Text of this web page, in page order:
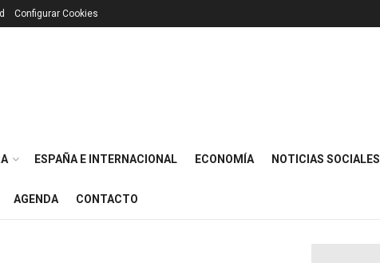
Configurar Cookies
ESPAÑA E INTERNACIONAL ECONOMÍA NOTICIAS SOCIALES
AGENDA CONTACTO